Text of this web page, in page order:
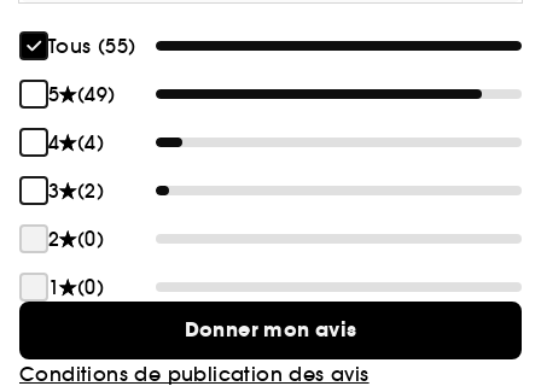
Tous (55)
5
(49)
4
(4)
3
(2)
2
(0)
1
(0)
Donner mon avis
Conditions de publication des avis